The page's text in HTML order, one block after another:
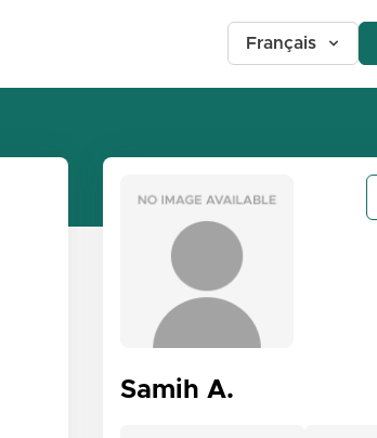
Français
Samih A.